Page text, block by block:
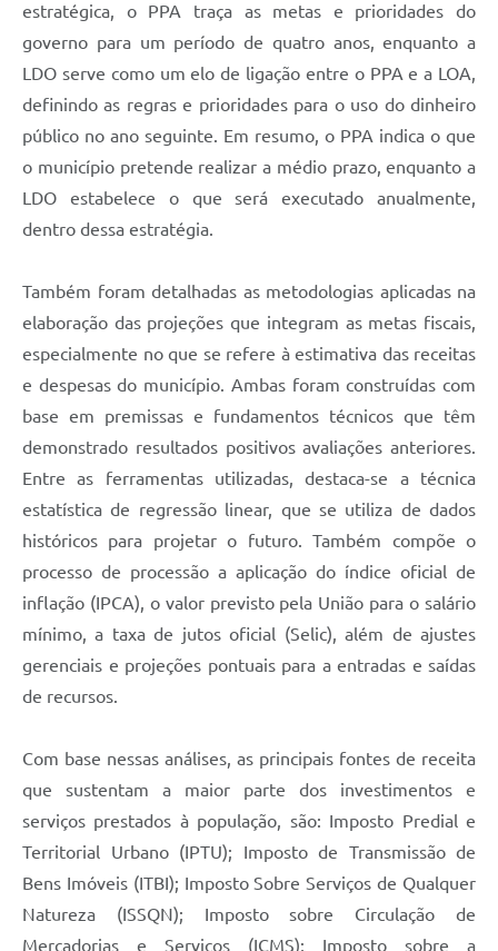
estratégica, o PPA traça as metas e prioridades do
governo para um período de quatro anos, enquanto a
LDO serve como um elo de ligação entre o PPA e a LOA,
definindo as regras e prioridades para o uso do dinheiro
público no ano seguinte. Em resumo, o PPA indica o que
o município pretende realizar a médio prazo, enquanto a
LDO estabelece o que será executado anualmente,
dentro dessa estratégia.
Também foram detalhadas as metodologias aplicadas na
elaboração das projeções que integram as metas fiscais,
especialmente no que se refere à estimativa das receitas
e despesas do município. Ambas foram construídas com
base em premissas e fundamentos técnicos que têm
demonstrado resultados positivos avaliações anteriores.
Entre as ferramentas utilizadas, destaca-se a técnica
estatística de regressão linear, que se utiliza de dados
históricos para projetar o futuro. Também compõe o
processo de processão a aplicação do índice oficial de
inflação (IPCA), o valor previsto pela União para o salário
mínimo, a taxa de jutos oficial (Selic), além de ajustes
gerenciais e projeções pontuais para a entradas e saídas
de recursos.
Com base nessas análises, as principais fontes de receita
que sustentam a maior parte dos investimentos e
serviços prestados à população, são: Imposto Predial e
Territorial Urbano (IPTU); Imposto de Transmissão de
Bens Imóveis (ITBI); Imposto Sobre Serviços de Qualquer
Natureza (ISSQN); Imposto sobre Circulação de
Mercadorias e Serviços (ICMS); Imposto sobre a